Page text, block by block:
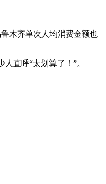
木齐单次人均消费金额也
直呼“太划算了！”。